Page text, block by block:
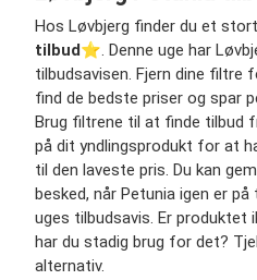
Hos Løvbjerg finder du et
tilbud⭐️. Denne uge har
tilbudsavisen. Fjern dine filtre
find de bedste priser og spar
Brug filtrene til at finde tilbud
på dit yndlingsprodukt for at
til den laveste pris. Du kan
besked, når Petunia igen er
uges tilbudsavis. Er produktet
har du stadig brug for det?
alternativ.